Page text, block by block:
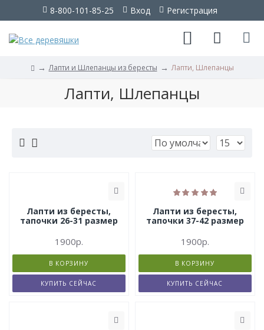
8-800-101-85-25 Вход Регистрация
Лапти и Шлепанцы из бересты Лапти, Шлепанцы
Лапти,
Каталог
Лапти, Шлепанцы
Лапти из бересты,
тапочки 26-31 размер
1900р.
В КОРЗИНУ
КУПИТЬ СЕЙЧАС
Лапти из бересты,
тапочки 37-42 размер
1900р.
В КОРЗИНУ
КУПИТЬ СЕЙЧАС